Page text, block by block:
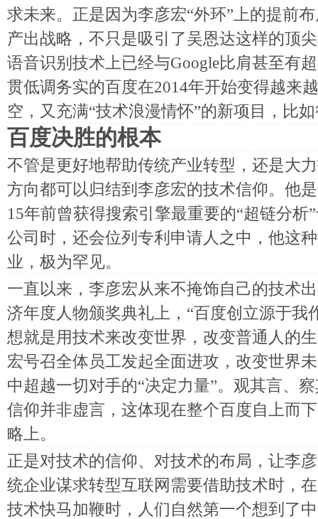
求未来。正是因为李彦宏“外环”上的提前
产出战略，不只是吸引了吴恩达这样的顶
语音识别技术上已经与Google比肩甚至有
贯低调务实的百度在2014年开始变得越来
空，又充满“技术浪漫情怀”的新项目，比
百度决胜的根本
不管是更好地帮助传统产业转型，还是大
方向都可以归结到李彦宏的技术信仰。他
15年前曾获得搜索引擎最重要的“超链分析
公司时，还会位列专利申请人之中，他这
业，极为罕见。
一直以来，李彦宏从来不掩饰自己的技术
济年度人物颁奖典礼上，“百度创立源于我
想就是用技术来改变世界，改变普通人的
宏号召全体员工发起全面进攻，改变世界
中超越一切对手的“决定力量”。观其言、
信仰并非虚言，这体现在整个百度自上而
略上。
正是对技术的信仰、对技术的布局，让李
统企业谋求转型互联网需要借助技术时，
技术快马加鞭时，人们自然第一个想到了